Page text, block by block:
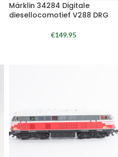
Märklin 34284 Digitale
diesellocomotief V288 DRG
€149.95